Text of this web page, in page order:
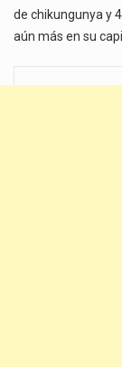
de chikungunya y
aún más en su